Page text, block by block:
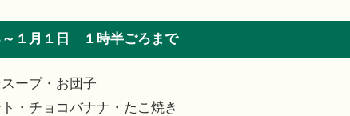
１月１日 １時半ごろまで
ープ・お団子
・チョコバナナ・たこ焼き